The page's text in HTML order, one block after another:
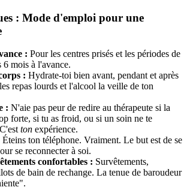
: Mode d'emploi pour une
: Pour les centres prisés et les périodes de
mois à l'avance.
: Hydrate-toi bien avant, pendant et après
repas lourds et l'alcool la veille de ton
: N'aie pas peur de redire au thérapeute si la
forte, si tu as froid, ou si un soin ne te
ton expérience.
Éteins ton téléphone. Vraiment. Le but est de se
se reconnecter à soi.
confortables : Survêtements,
de bain de rechange. La tenue de baroudeur